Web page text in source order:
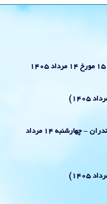
پیش بینی 7 روزه وضع هوای استان مازندران – چهارشنبه 14 مرداد